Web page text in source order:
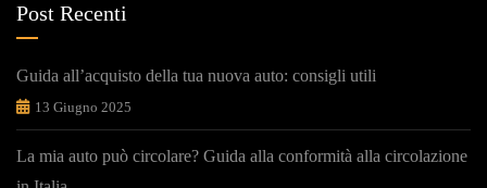
Post Recenti
Guida all’acquisto della tua nuova auto: consigli utili
13 Giugno 2025
La mia auto può circolare? Guida alla conformità alla circolazione